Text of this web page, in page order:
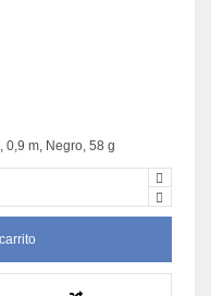
0,9 m, Negro, 58 g